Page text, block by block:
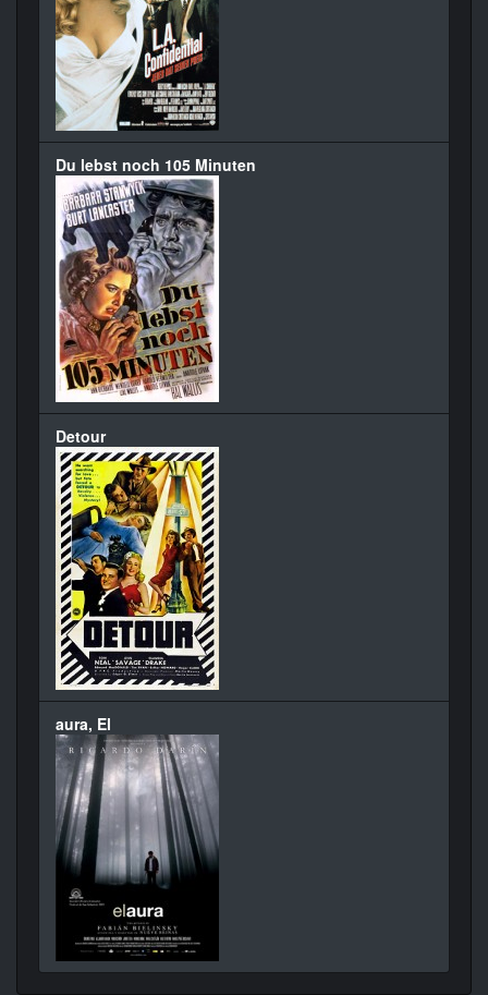
Du lebst noch 105 Minuten
Detour
aura, El